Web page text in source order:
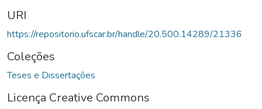
URI
https://repositorio.ufscar.br/handle/20.500.14289/21336
Coleções
Teses e Dissertações
Licença Creative Commons